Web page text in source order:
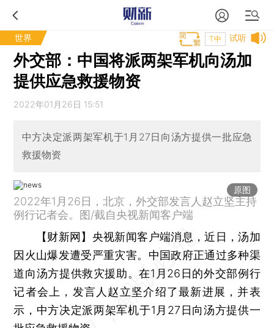
世界 试听
T中
外交部：中国将派两架军机向汤加
提供应急救援物资
2022年01月26日 15:51
中方决定派两架军机于1月27日向汤方提供一批应急
救援物资
原图
2022年1月26日，北京，外交部发言人赵立坚主持
例行记者会。图/截自央视新闻客户端
【财新网】 央视新闻客户端消息，近日，汤加
因火山爆发遭受严重灾害。中国政府正通过多种渠
道向汤方提供救灾援助。在1月26日的外交部例行
记者会上，发言人赵立坚介绍了最新进展，并表
示，中方决定派两架军机于1月27日向汤方提供一